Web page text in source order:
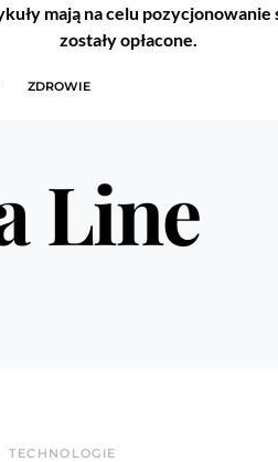
mają na celu
zostały opłacone.
ZDROWIE
Line
TECHNOLOGIE